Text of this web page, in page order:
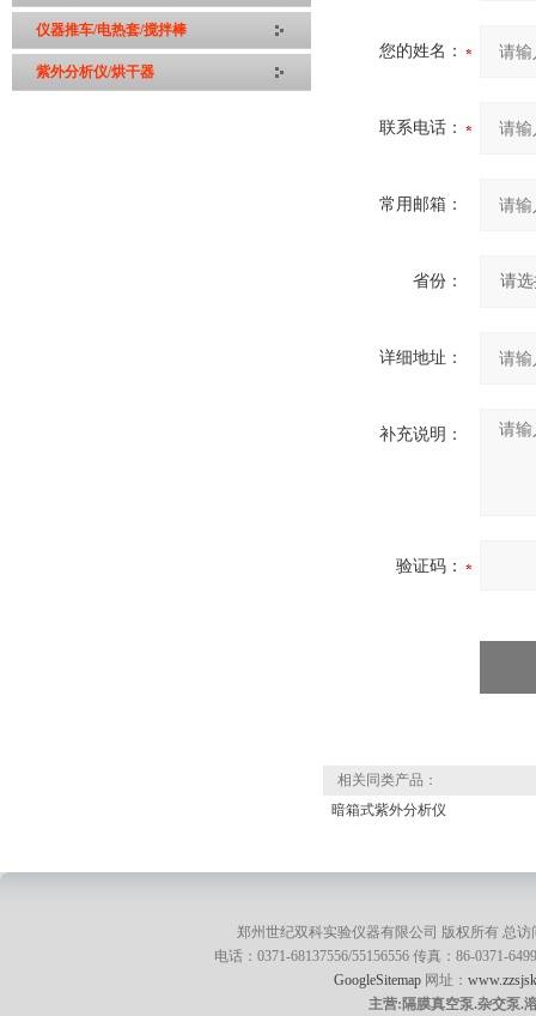
仪器推车/电热套/搅拌棒
紫外分析仪/烘干器
您的姓名：
联系电话：
常用邮箱：
省份：
详细地址：
补充说明：
验证码：
相关同类产品：
暗箱式紫外分析仪
郑州世纪双科实验仪器有限公司 版权所有 总访
电话：0371-68137556/55156556 传真：86-0371-
GoogleSitemap 网址：
主营:隔膜真空泵.杂交泵.